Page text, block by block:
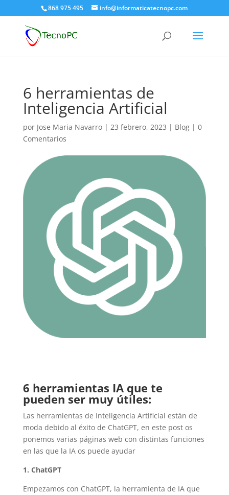
868 975 495 info@informaticatecnopc.com
6 herramientas de
Inteligencia Artificial
por Jose Maria Navarro| 23 febrero, 2023 | Blog| 0
Comentarios
6 herramientas IA que te
pueden ser muy útiles:
Las herramientas de Inteligencia Artificial están de
moda debido al éxito de ChatGPT, en este post os
ponemos varias páginas web con distintas funciones
en las que la IA os puede ayudar
1. ChatGPT
Empezamos con ChatGPT, la herramienta de IA que